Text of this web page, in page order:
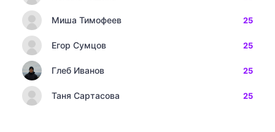
Миша Тимофеев 25
Егор Сумцов 25
Глеб Иванов 25
Таня Сартасова 25